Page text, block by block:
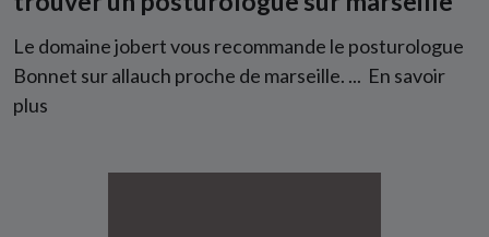
Le domaine jobert vous recommande le posturologue
Bonnet sur allauch proche de marseille. ... En savoir
plus